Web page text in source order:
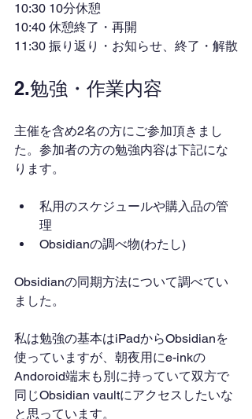
10:30 10分休憩
10:40 休憩終了・再開
11:30 振り返り・お知らせ、終了・解散
2.勉強・作業内容
主催を含め2名の方にご参加頂きまし
た。参加者の方の勉強内容は下記にな
ります。
私用のスケジュールや購入品の管
理
Obsidianの調べ物(わたし)
Obsidianの同期方法について調べてい
ました。
私は勉強の基本はiPadからObsidianを
使っていますが、朝夜用にe-inkの
Andoroid端末も別に持っていて双方で
同じObsidian vaultにアクセスしたいな
と思っています。